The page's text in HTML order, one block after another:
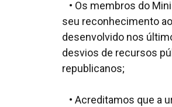
• Os membros do
seu reconhecimento
desenvolvido nos
desvios de recursos
republicanos;
• Acreditamos que a